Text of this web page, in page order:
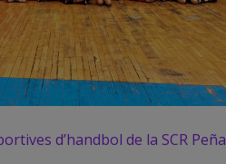
d’handbol de la SCR Peña